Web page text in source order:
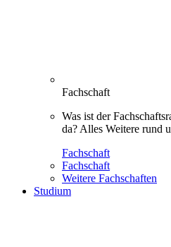
Fachschaft
Was ist der
da? Alles Weitere rund
Fachschaft
Fachschaft
Weitere Fachschaften
Studium